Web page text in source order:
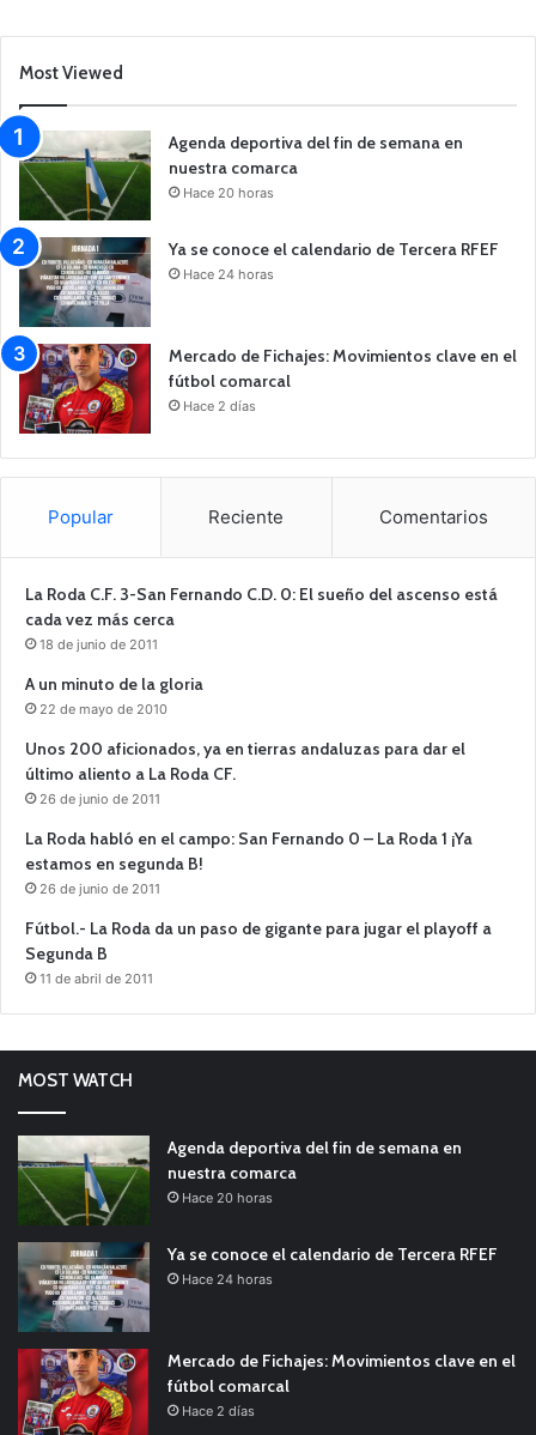
Most Viewed
Agenda deportiva del fin de semana en
nuestra comarca
Hace 20 horas
Ya se conoce el calendario de Tercera RFEF
Hace 24 horas
Mercado de Fichajes: Movimientos clave en el
fútbol comarcal
Hace 2 días
Popular Reciente Comentarios
La Roda C.F. 3-San Fernando C.D. 0: El sueño del ascenso está
cada vez más cerca
18 de junio de 2011
A un minuto de la gloria
22 de mayo de 2010
Unos 200 aficionados, ya en tierras andaluzas para dar el
último aliento a La Roda CF.
26 de junio de 2011
La Roda habló en el campo: San Fernando 0 – La Roda 1 ¡Ya
estamos en segunda B!
26 de junio de 2011
Fútbol.- La Roda da un paso de gigante para jugar el playoff a
Segunda B
11 de abril de 2011
MOST WATCH
Agenda deportiva del fin de semana en
nuestra comarca
Hace 20 horas
Ya se conoce el calendario de Tercera RFEF
Hace 24 horas
Mercado de Fichajes: Movimientos clave en el
fútbol comarcal
Hace 2 días